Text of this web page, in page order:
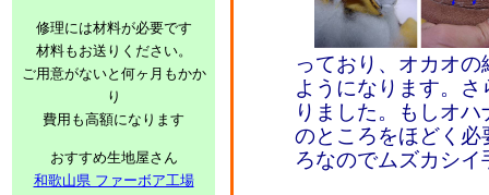
修理には材料が必要です
材料もお送りください。
ご用意がないと何ヶ月もかか
り
費用も高額になります
おすすめ生地屋さん
和歌山県 ファーボア工場
っており、オカオ
ようになります。
りました。もしオ
のところをほどく
ろなのでムズカシ